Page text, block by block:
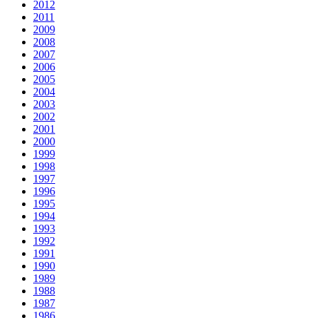
2012
2011
2009
2008
2007
2006
2005
2004
2003
2002
2001
2000
1999
1998
1997
1996
1995
1994
1993
1992
1991
1990
1989
1988
1987
1986